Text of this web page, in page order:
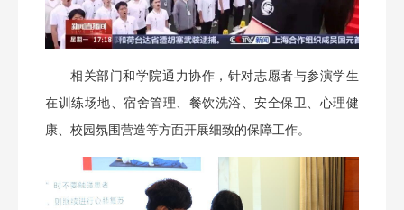
相关部门和学院通力协作，针对志愿者与参演学生
在训练场地、宿舍管理、餐饮洗浴、安全保卫、心理健
康、校园氛围营造等方面开展细致的保障工作。